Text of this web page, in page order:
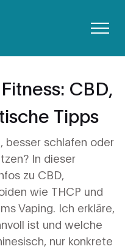
CBD,
Tipps
besser schlafen oder
In dieser
zu CBD,
wie THCP und
Vaping. Ich erkläre,
ist und welche
nur konkrete